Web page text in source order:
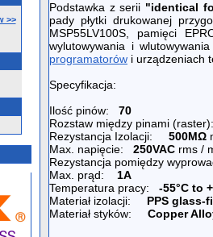
>>
Podstawka z serii "identical
pady płytki drukowanej
MSP55LV100S, pamięci
wylutowywania i
programatorów i urządzeniach
Specyfikacja:
Ilość pinów: 70
Rozstaw między pinami
Rezystancja Izolacji: 500MΩ
Max. napięcie: 250VAC rms /
Rezystancja pomiędzy
Max. prąd: 1A
Temperatura pracy: -55°C to
Materiał izolacji: PPS glass-
Materiał styków: Copper